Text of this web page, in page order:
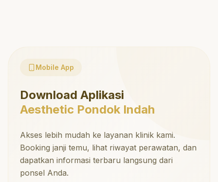
Mobile App
Download Aplikasi
Aesthetic Pondok Indah
Akses lebih mudah ke layanan klinik kami.
Booking janji temu, lihat riwayat perawatan, dan
dapatkan informasi terbaru langsung dari
ponsel Anda.